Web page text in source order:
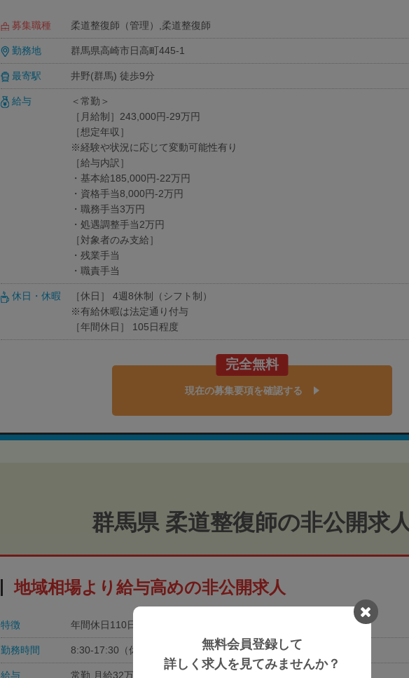
募集職種 柔道整復師（管理）,柔道整復師
勤務地 群馬県高崎市日高町445-1
最寄駅 井野(群馬) 徒歩9分
給与
＜常勤＞
［月給制］243,000円-29万円
［想定年収］
※経験や状況に応じて変動可能性有り
［給与内訳］
・基本給185,000円-22万円
・資格手当8,000円-2万円
・職務手当3万円
・処遇調整手当2万円
［対象者のみ支給］
・残業手当
・職責手当
休日・休暇
［休日］ 4週8休制（シフト制）
※有給休暇は法定通り付与
［年間休日］ 105日程度
完全無料
現在の募集要項を確認する
群馬県 柔道整復師の非公開求
地域相場より給与高めの非公開求人
特徴 年間休日110日以上
勤務時間 8:30-17:30（休憩60分）
給与 常勤 月給32万円
無料会員登録して
詳しく求人を見てみませんか？